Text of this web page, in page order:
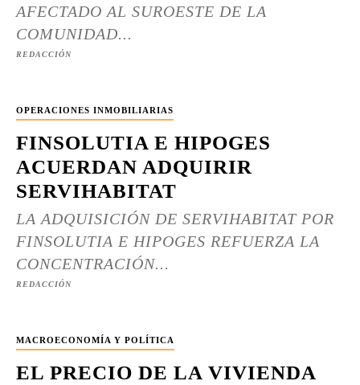
AFECTADO AL SUROESTE DE LA
COMUNIDAD...
REDACCIÓN
OPERACIONES INMOBILIARIAS
FINSOLUTIA E HIPOGES
ACUERDAN ADQUIRIR
SERVIHABITAT
LA ADQUISICIÓN DE SERVIHABITAT POR
FINSOLUTIA E HIPOGES REFUERZA LA
CONCENTRACIÓN...
REDACCIÓN
MACROECONOMÍA Y POLÍTICA
EL PRECIO DE LA VIVIENDA